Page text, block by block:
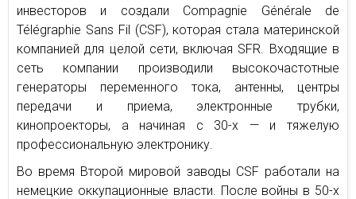
инвесторов и создали Compagnie Générale de
Télégraphie Sans Fil (CSF), которая стала материнской
компанией для целой сети, включая SFR. Входящие в
сеть компании производили высокочастотные
генераторы переменного тока, антенны, центры
передачи и приема, электронные трубки,
кинопроекторы, а начиная с 30-х — и тяжелую
профессиональную электронику.
Во время Второй мировой заводы CSF работали на
немецкие оккупационные власти. После войны в 50-х